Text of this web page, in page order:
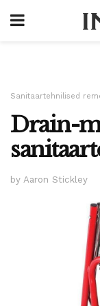
Sanitaartehnilised
Drain-
by Aaron Stickley